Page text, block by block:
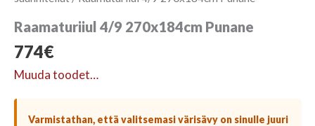
Raamaturiiul 4/9 270x184cm Punane
774€
Muuda toodet…
Varmistathan, että valitsemasi värisävy on sinulle juuri